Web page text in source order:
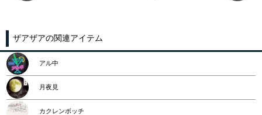
ザアザアの関連アイテム
アル中
月夜見
カクレンボッチ